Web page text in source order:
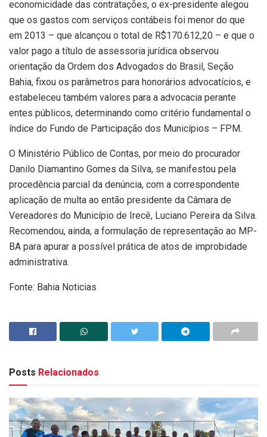
economicidade das contratações, o ex-presidente alegou
que os gastos com serviços contábeis foi menor do que
em 2013 – que alcançou o total de R$170.612,20 – e que o
valor pago a título de assessoria jurídica observou
orientação da Ordem dos Advogados do Brasil, Seção
Bahia, fixou os parâmetros para honorários advocatícios, e
estabeleceu também valores para a advocacia perante
entes públicos, determinando como critério fundamental o
índice do Fundo de Participação dos Municípios – FPM.
O Ministério Público de Contas, por meio do procurador
Danilo Diamantino Gomes da Silva, se manifestou pela
procedência parcial da denúncia, com a correspondente
aplicação de multa ao então presidente da Câmara de
Vereadores do Município de Irecê, Luciano Pereira da Silva.
Recomendou, ainda, a formulação de representação ao MP-
BA para apurar a possível prática de atos de improbidade
administrativa.
Fonte: Bahia Noticias
Posts Relacionados